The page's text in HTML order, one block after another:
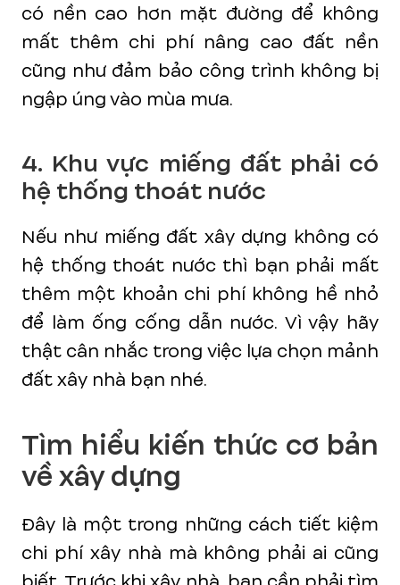
có nền cao hơn mặt đường để không
mất thêm chi phí nâng cao đất nền
cũng như đảm bảo công trình không bị
ngập úng vào mùa mưa.
4. Khu vực miếng đất phải có
hệ thống thoát nước
Nếu như miếng đất xây dựng không có
hệ thống thoát nước thì bạn phải mất
thêm một khoản chi phí không hề nhỏ
để làm ống cống dẫn nước. Vì vậy hãy
thật cân nhắc trong việc lựa chọn mảnh
đất xây nhà bạn nhé.
Tìm hiểu kiến thức cơ bản
về xây dựng
Đây là một trong những cách tiết kiệm
chi phí xây nhà mà không phải ai cũng